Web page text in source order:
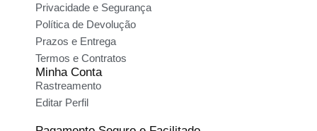
Privacidade e Segurança
Política de Devolução
Prazos e Entrega
Termos e Contratos
Minha Conta
Rastreamento
Editar Perfil